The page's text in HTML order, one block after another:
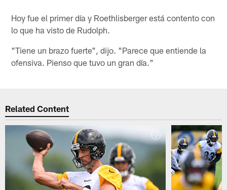
Hoy fue el primer día y Roethlisberger está contento con
lo que ha visto de Rudolph.
"Tiene un brazo fuerte", dijo. "Parece que entiende la
ofensiva. Pienso que tuvo un gran día."
Related Content